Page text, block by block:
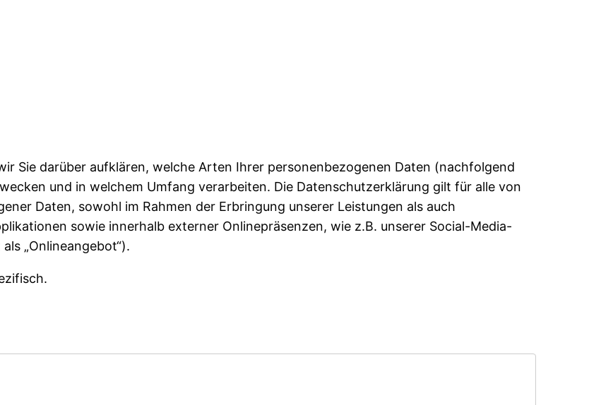
Sie darüber aufklären, welche Arten Ihrer personenbezogenen Daten (nachfolgend
und in welchem Umfang verarbeiten. Die Datenschutzerklärung gilt für alle von
Daten, sowohl im Rahmen der Erbringung unserer Leistungen als auch
sowie innerhalb externer Onlinepräsenzen, wie z.B. unserer Social-Media-
„Onlineangebot“).